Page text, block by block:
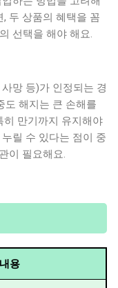
두 상품의 혜택을 꼼
선택을 해야 해요.
망 등)가 인정되는 경
도 해지는 큰 손해를
히 만기까지 유지해야
릴 수 있다는 점이 중
이 필요해요.
용